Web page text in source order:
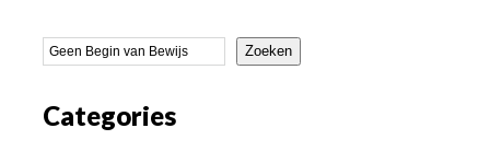
Zoeken
Categories